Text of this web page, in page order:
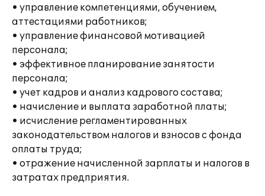
• управление компетенциями, обучением,
аттестациями работников;
• управление финансовой мотивацией
персонала;
• эффективное планирование занятости
персонала;
• учет кадров и анализ кадрового состава;
• начисление и выплата заработной платы;
• исчисление регламентированных
законодательством налогов и взносов с фонда
оплаты труда;
• отражение начисленной зарплаты и налогов в
затратах предприятия.